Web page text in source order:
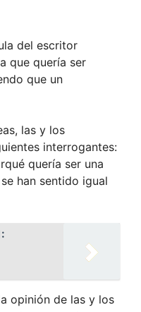
del escritor
que quería ser
que un
las y los
interrogantes:
quería ser una
han sentido igual
opinión de las y los